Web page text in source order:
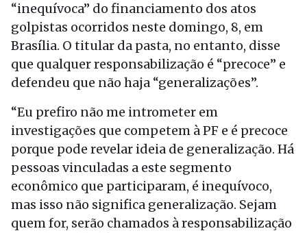
“inequívoca” do financiamento dos atos
golpistas ocorridos neste domingo, 8, em
Brasília. O titular da pasta, no entanto, disse
que qualquer responsabilização é “precoce” e
defendeu que não haja “generalizações”.
“Eu prefiro não me intrometer em
investigações que competem à PF e é precoce
porque pode revelar ideia de generalização. Há
pessoas vinculadas a este segmento
econômico que participaram, é inequívoco,
mas isso não significa generalização. Sejam
quem for, serão chamados à responsabilização